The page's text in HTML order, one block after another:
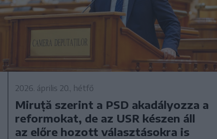
2026. április 20., hétfő
Miruță szerint a PSD akadályozza a
reformokat, de az USR készen áll
az előre hozott választásokra is